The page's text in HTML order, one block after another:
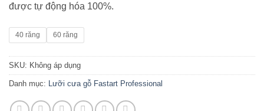
được tự động hóa 100%.
40 răng 60 răng
SKU: Không áp dụng
Danh mục: Lưỡi cưa gỗ Fastart Professional